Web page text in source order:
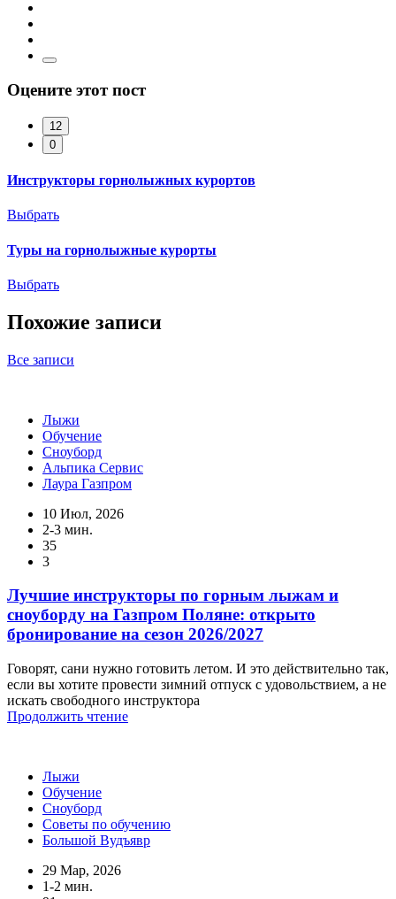
Оцените этот пост
12
0
Инструкторы горнолыжных курортов
Выбрать
Туры на горнолыжные курорты
Выбрать
Похожие записи
Все записи
Лыжи
Обучение
Сноуборд
Альпика Сервис
Лаура Газпром
10 Июл, 2026
2-3 мин.
35
3
Лучшие инструкторы по горным лыжам и
сноуборду на Газпром Поляне: открыто
бронирование на сезон 2026/2027
Говорят, сани нужно готовить летом. И это действительно так,
если вы хотите провести зимний отпуск с удовольствием, а не
искать свободного инструктора
Продолжить чтение
Лыжи
Обучение
Сноуборд
Советы по обучению
Большой Вудъявр
29 Мар, 2026
1-2 мин.